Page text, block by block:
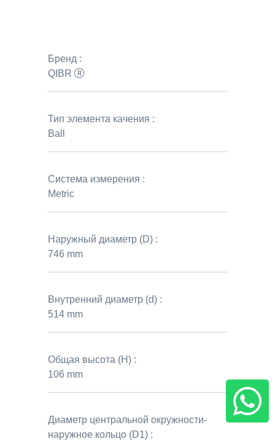
Бренд :
QIBR
Тип элемента качения :
Ball
Система измерения :
Metric
Наружный диаметр (D) :
746 mm
Внутренний диаметр (d) :
514 mm
Общая высота (H) :
106 mm
Диаметр центральной окружности-
наружное кольцо (D1) :